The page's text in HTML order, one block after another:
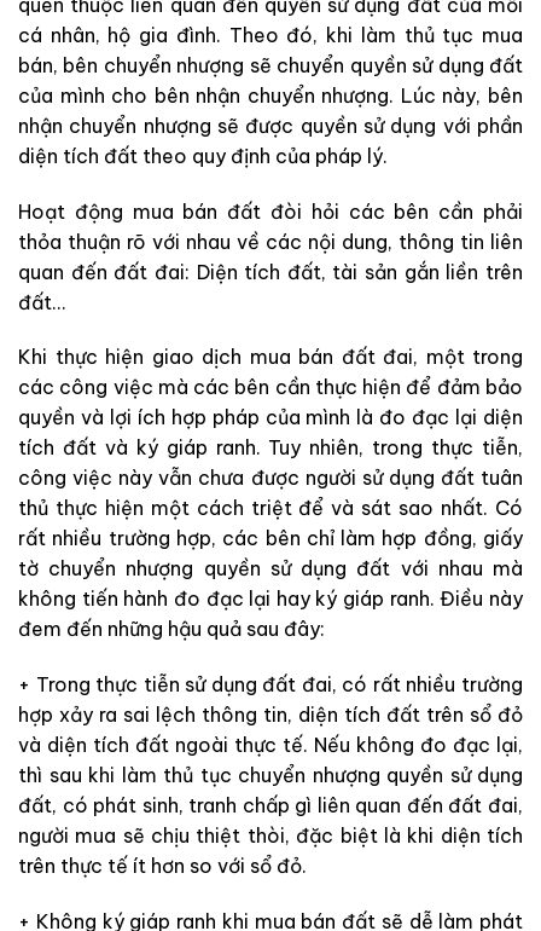
cá nhân, hộ gia đình. Theo đó, khi làm thủ tục mua
bán, bên chuyển nhượng sẽ chuyển quyền sử dụng đất
của mình cho bên nhận chuyển nhượng. Lúc này, bên
nhận chuyển nhượng sẽ được quyền sử dụng với phần
diện tích đất theo quy định của pháp lý.
Hoạt động mua bán đất đòi hỏi các bên cần phải
thỏa thuận rõ với nhau về các nội dung, thông tin liên
quan đến đất đai: Diện tích đất, tài sản gắn liền trên
đất…
Khi thực hiện giao dịch mua bán đất đai, một trong
các công việc mà các bên cần thực hiện để đảm bảo
quyền và lợi ích hợp pháp của mình là đo đạc lại diện
tích đất và ký giáp ranh. Tuy nhiên, trong thực tiễn,
công việc này vẫn chưa được người sử dụng đất tuân
thủ thực hiện một cách triệt để và sát sao nhất. Có
rất nhiều trường hợp, các bên chỉ làm hợp đồng, giấy
tờ chuyển nhượng quyền sử dụng đất với nhau mà
không tiến hành đo đạc lại hay ký giáp ranh. Điều này
đem đến những hậu quả sau đây:
+ Trong thực tiễn sử dụng đất đai, có rất nhiều trường
hợp xảy ra sai lệch thông tin, diện tích đất trên sổ đỏ
và diện tích đất ngoài thực tế. Nếu không đo đạc lại,
thì sau khi làm thủ tục chuyển nhượng quyền sử dụng
đất, có phát sinh, tranh chấp gì liên quan đến đất đai,
người mua sẽ chịu thiệt thòi, đặc biệt là khi diện tích
trên thực tế ít hơn so với sổ đỏ.
+ Không ký giáp ranh khi mua bán đất sẽ dễ làm phát